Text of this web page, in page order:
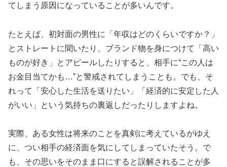
てしまう原因になっていることが多いんです。
たとえば、初対面の男性に「年収はどのくらいですか？」
とストレートに聞いたり、ブランド物を身につけて「高い
ものが好き」とアピールしたりすると、相手に“この人は
お金目当てかも…”と警戒されてしまうことも。でも、そ
れって「安心した生活を送りたい」「経済的に安定した人
がいい」という気持ちの裏返しだったりしますよね。
実際、ある女性は将来のことを真剣に考えているがゆえ
に、つい相手の経済面を気にしてしまっていたそう。で
も、その思いをそのまま口にすると誤解されることが多